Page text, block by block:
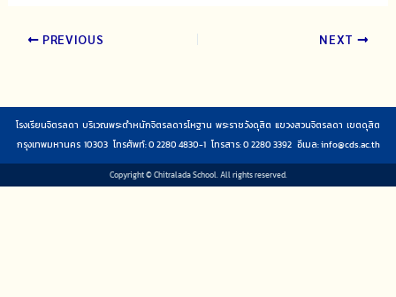
PREVIOUS NEXT
โรงเรียนจิตรลดา บริเวณพระตำหนักจิตรลดารโหฐาน พระราชวังดุสิต แขวงสวนจิตรลดา เขตดุสิต
กรุงเทพมหานคร 10303 โทรศัพท์: 0 2280 4830-1 โทรสาร: 0 2280 3392 อีเมล:info@cds.ac.th
Copyright © Chitralada School. All rights reserved.